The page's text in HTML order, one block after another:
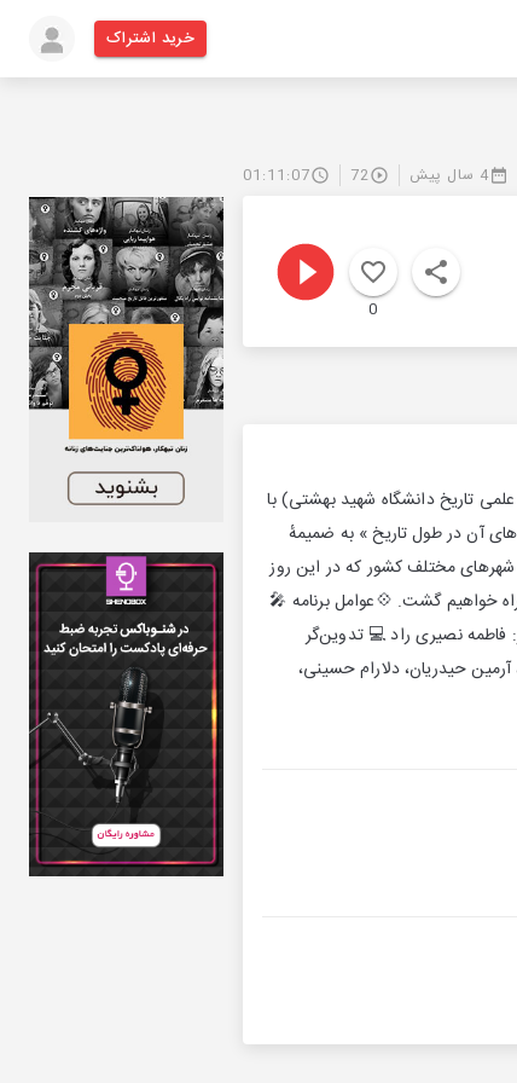
خرید اشتراک
4 سال پیش 72
01:11:07
0
تاریخ دانشگاه شهید بهشتی) با
آن در طول تاریخ » به ضمیمهٔ
مختلف کشور که در این روز
خواهیم گشت. 💠عوامل برنامه 🎤
فاطمه نصیری راد 💻 تدوین‌گر
حیدریان، دلارام حسینی،